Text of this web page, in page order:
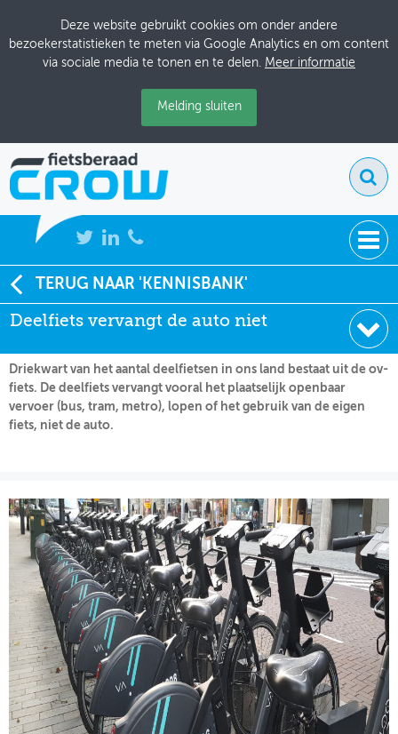
Deze website gebruikt cookies om onder andere
bezoekerstatistieken te meten via Google Analytics en om content
via sociale media te tonen en te delen. Meer informatie
Melding sluiten
NIEUWS
BIJEENKOMSTEN
KENNISBANK
ADRESSENBOEK
OVER FIETSBERAAD
MIJN PROFIEL
GEBRUIKER
TERUG NAAR 'KENNISBANK'
Deelfiets vervangt de auto niet
Soort:
Nieuws Fietsberaad
Datum:
05-10-2021
Driekwart van het aantal deelfietsen in ons land bestaat uit de ov-
fiets. De deelfiets vervangt vooral het plaatselijk openbaar
vervoer (bus, tram, metro), lopen of het gebruik van de eigen
fiets, niet de auto.